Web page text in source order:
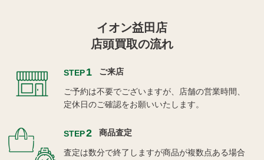
イオン益田店
店頭買取の流れ
STEP1 ご来店
ご予約は不要でございますが、店舗の営業時間、
定休日のご確認をお願いいたします。
STEP2 商品査定
査定は数分で終了しますが商品が複数点ある場合